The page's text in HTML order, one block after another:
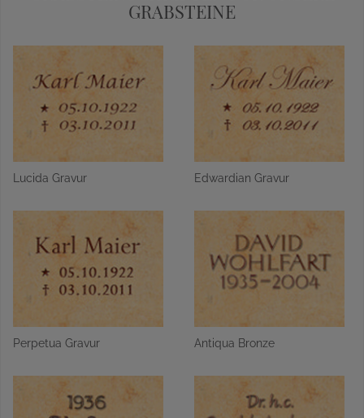
GRABSTEINE
Lucida Gravur Edwardian Gravur
Perpetua Gravur Antiqua Bronze